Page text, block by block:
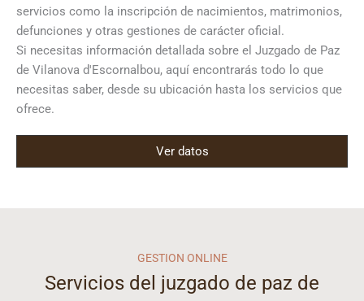
servicios como la inscripción de nacimientos, matrimonios,
defunciones y otras gestiones de carácter oficial.
Si necesitas información detallada sobre el Juzgado de Paz
de Vilanova d'Escornalbou, aquí encontrarás todo lo que
necesitas saber, desde su ubicación hasta los servicios que
ofrece.
Ver datos
GESTION ONLINE
Servicios del juzgado de paz de